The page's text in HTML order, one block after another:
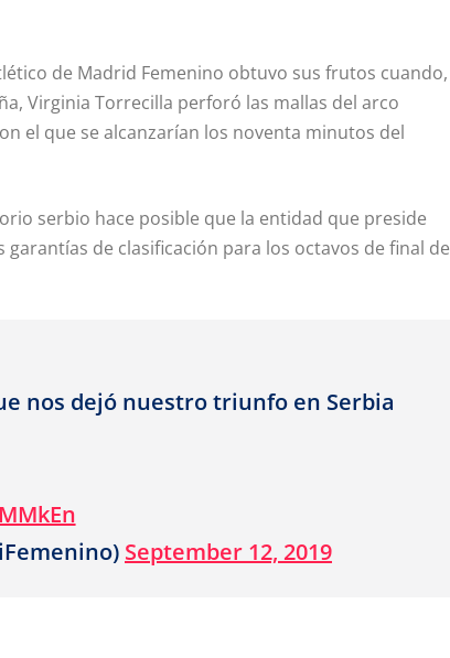
de Madrid Femenino obtuvo sus frutos cuando,
Virginia Torrecilla perforó las mallas del arco
el que se alcanzarían los noventa minutos del
serbio hace posible que la entidad que preside
de clasificación para los octavos de final de
nos dejó nuestro triunfo en Serbia
September 12, 2019